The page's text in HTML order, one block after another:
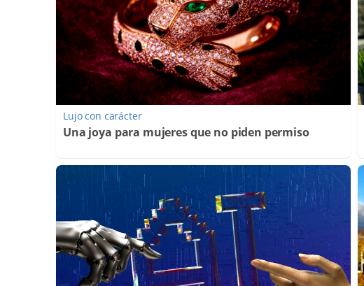
Lujo con carácter
Una joya para mujeres que no piden permiso